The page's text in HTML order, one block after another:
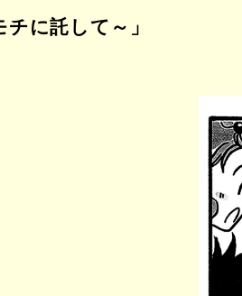
チに託して～」